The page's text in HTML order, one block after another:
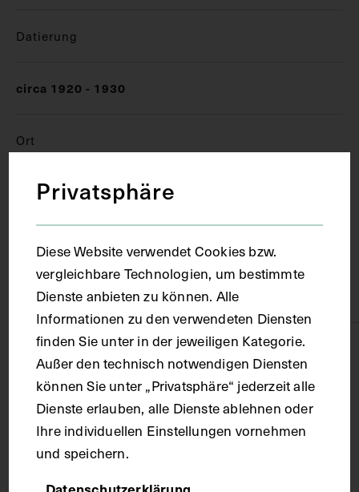
Datierung
circa 1920 - 1930
Ort
Wien
Material
Papier
Technik
Fotografie
Maße
Privatsphäre
Diese Website verwendet Cookies bzw.
vergleichbare Technologien, um bestimmte
Dienste anbieten zu können. Alle
Informationen zu den verwendeten Diensten
finden Sie unter in der jeweiligen Kategorie.
Außer den technisch notwendigen Diensten
können Sie unter „Privatsphäre“ jederzeit alle
Dienste erlauben, alle Dienste ablehnen oder
Ihre individuellen Einstellungen vornehmen
und speichern.